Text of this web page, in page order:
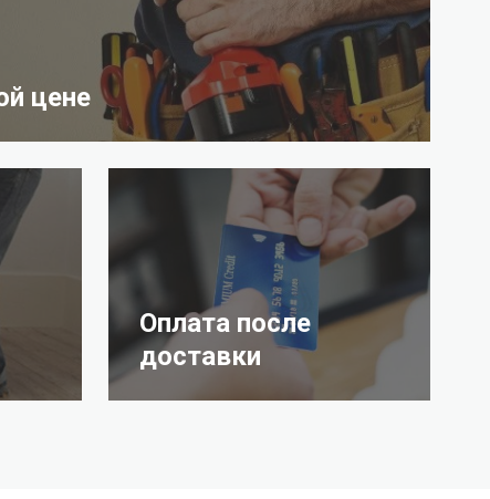
Оплата после
доставки
цене